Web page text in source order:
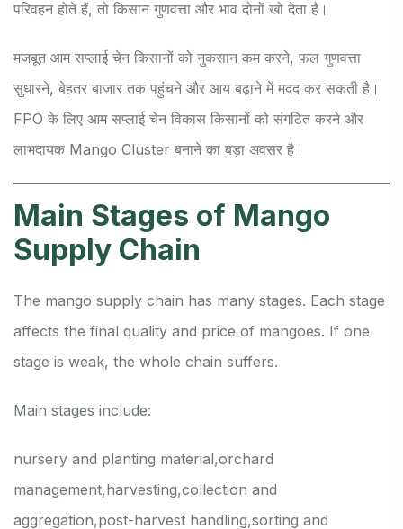
परिवहन होते हैं, तो किसान गुणवत्ता और भाव दोनों खो देता है।
मजबूत आम सप्लाई चेन किसानों को नुकसान कम करने, फल गुणवत्ता
सुधारने, बेहतर बाजार तक पहुंचने और आय बढ़ाने में मदद कर सकती है।
FPO के लिए आम सप्लाई चेन विकास किसानों को संगठित करने और
लाभदायक Mango Cluster बनाने का बड़ा अवसर है।
Main Stages of Mango
Supply Chain
The mango supply chain has many stages. Each stage
affects the final quality and price of mangoes. If one
stage is weak, the whole chain suffers.
Main stages include:
nursery and planting material,orchard
management,harvesting,collection and
aggregation,post-harvest handling,sorting and